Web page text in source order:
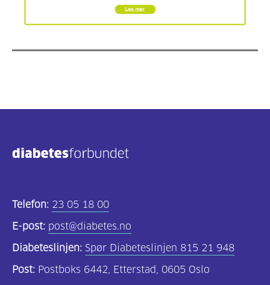
Telefon: 23 05 18 00
E-post: post@diabetes.no
Diabeteslinjen: Spør Diabeteslinjen 815 21 948
Post: Postboks 6442, Etterstad, 0605 Oslo